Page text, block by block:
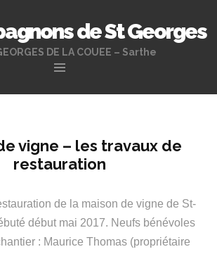
de St Georges
DE LA COUEE – Sarthe
principal
vigne – les travaux de
restauration
de la maison de vigne de St-
début mai 2017. Neufs bénévoles
: Maurice Thomas (propriétaire